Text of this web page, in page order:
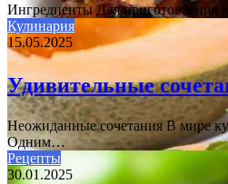
Ингредиенты Для
Кулинария
15.05.2025
Удивительные
Неожиданные сочетания В мире
Одним…
Рецепты
30.01.2025